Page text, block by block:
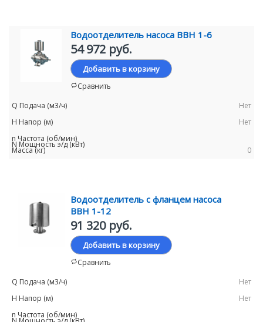
Водоотделитель насоса ВВН 1-6
54 972 руб.
Добавить в корзину
Сравнить
Нет
Нет
0
Водоотделитель с фланцем насоса
ВВН 1-12
91 320 руб.
Добавить в корзину
Сравнить
Нет
Нет